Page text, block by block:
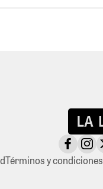
Términos y condiciones